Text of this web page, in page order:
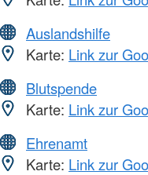
Auslandshilfe
Karte: Link zur
Blutspende
Karte: Link zur
Ehrenamt
Karte: Link zur